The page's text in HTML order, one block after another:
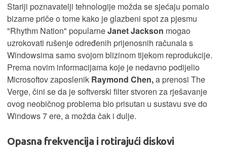
Stariji poznavatelji tehnologije možda se sjećaju pomalo
bizarne priče o tome kako je glazbeni spot za pjesmu
"Rhythm Nation" popularneJanet Jackson mogao
uzrokovati rušenje određenih prijenosnih računala s
Windowsima samo svojom blizinom tijekom reprodukcije.
Prema novim informacijama koje je nedavno podijelio
Microsoftov zaposlenik Raymond Chen,a prenosi The
Verge, čini se da je softverski filter stvoren za rješavanje
ovog neobičnog problema bio prisutan u sustavu sve do
Windows 7 ere, a možda čak i dulje.
Opasna frekvencija i rotirajući diskovi